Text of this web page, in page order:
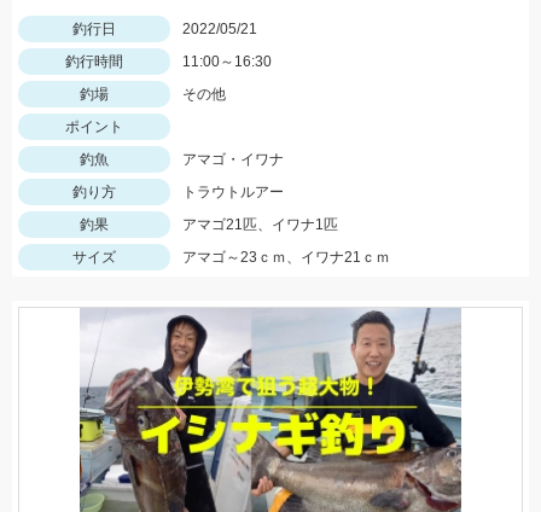
釣行日
2022/05/21
釣行時間
11:00～16:30
釣場
その他
ポイント
釣魚
アマゴ・イワナ
釣り方
トラウトルアー
釣果
アマゴ21匹、イワナ1匹
サイズ
アマゴ～23ｃｍ、イワナ21ｃｍ